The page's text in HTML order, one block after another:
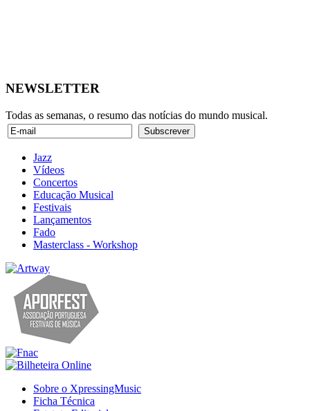
NEWSLETTER
Todas as semanas, o resumo das notícias do mundo musical.
Jazz
Vídeos
Concertos
Educação Musical
Festivais
Lançamentos
Fado
Masterclass - Workshop
Sobre o XpressingMusic
Ficha Técnica